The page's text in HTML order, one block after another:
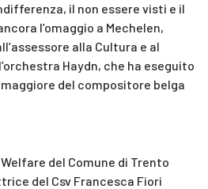
il non essere visti e il
l’omaggio a Mechelen,
alla Cultura e al
Haydn, che ha eseguito
del compositore belga
del Comune di Trento
del Csv Francesca Fiori